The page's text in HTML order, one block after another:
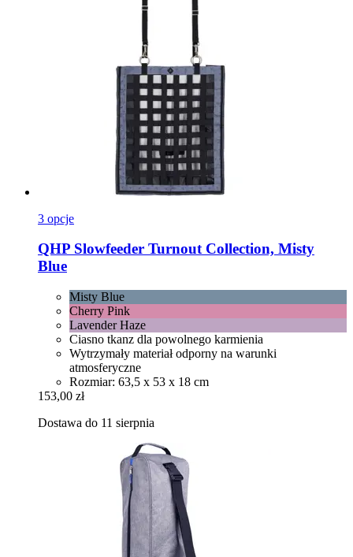
3 opcje
QHP Slowfeeder Turnout Collection, Misty
Blue
Misty Blue
Cherry Pink
Lavender Haze
Ciasno tkanz dla powolnego karmienia
Wytrzymały materiał odporny na warunki
atmosferyczne
Rozmiar: 63,5 x 53 x 18 cm
153,00 zł
Dostawa do 11 sierpnia